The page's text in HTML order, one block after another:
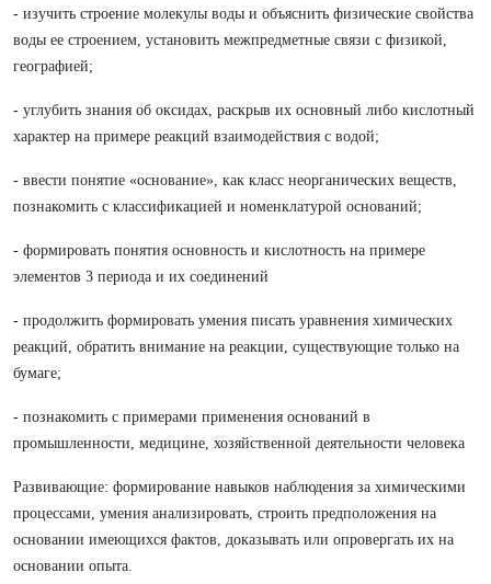
- изучить строение молекулы воды и объяснить физические свойства
воды ее строением, установить межпредметные связи с физикой,
географией;
- углубить знания об оксидах, раскрыв их основный либо кислотный
характер на примере реакций взаимодействия с водой;
- ввести понятие «основание», как класс неорганических веществ,
познакомить с классификацией и номенклатурой оснований;
- формировать понятия основность и кислотность на примере
элементов 3 периода и их соединений
- продолжить формировать умения писать уравнения химических
реакций, обратить внимание на реакции, существующие только на
бумаге;
- познакомить с примерами применения оснований в
промышленности, медицине, хозяйственной деятельности человека
Развивающие: формирование навыков наблюдения за химическими
процессами, умения анализировать, строить предположения на
основании имеющихся фактов, доказывать или опровергать их на
основании опыта.